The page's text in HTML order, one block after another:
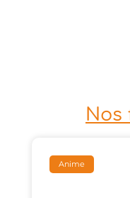
Nos
Anime